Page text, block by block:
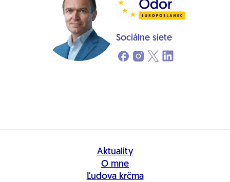
Sociálne siete
Aktuality
O mne
Ľudova krčma